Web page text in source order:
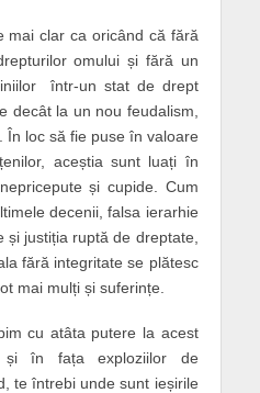
clar ca oricând că fără
omului și fără un
într-un stat de drept
decât la un nou feudalism,
În loc să fie puse în valoare
aceștia sunt luați în
și cupide. Cum
decenii, falsa ierarhie
și justiția ruptă de dreptate,
fără integritate se plătesc
mai mulți și suferințe.
cu atâta putere la acest
în fața exploziilor de
te întrebi unde sunt ieșirile